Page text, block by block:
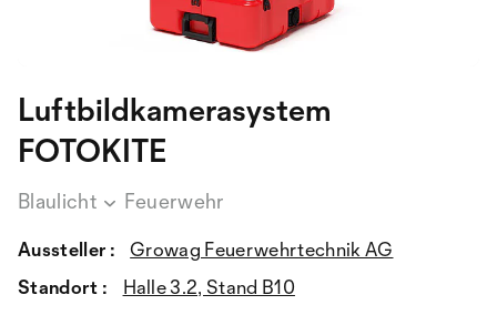
Luftbildkamerasystem
FOTOKITE
Blaulicht Feuerwehr
Aussteller :
Growag Feuerwehrtechnik AG
Standort :
Halle 3.2, Stand B10